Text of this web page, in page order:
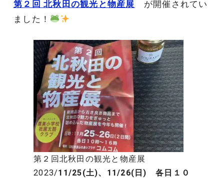
第２回 北秋田の観光と物産展 が開催されてい
ました！
第２回北秋田の観光と物産展
2023/11/25(土)、11/26(日) 各日１０